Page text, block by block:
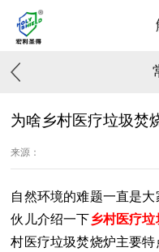
为啥乡村医疗垃圾焚
来源：
自然环境的难题一直是
伙儿介绍一下乡村医疗
村医疗垃圾焚烧炉主要